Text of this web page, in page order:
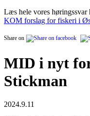
Læs hele vores høringssvar
KOM forslag for fiskeri i
Share on
MID i nyt
Stickman
2024.9.11